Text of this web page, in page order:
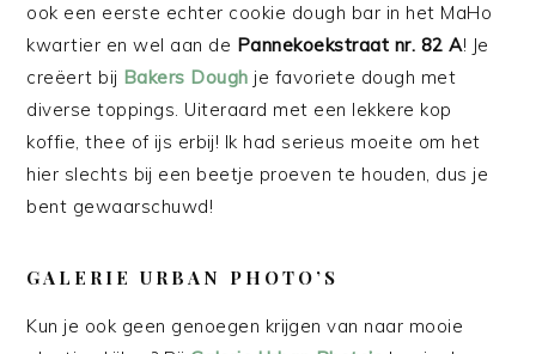
ook een eerste echter cookie dough bar in het MaHo
kwartier en wel aan de Pannekoekstraat nr. 82 A! Je
creëert bij Bakers Dough je favoriete dough met
diverse toppings. Uiteraard met een lekkere kop
koffie, thee of ijs erbij! Ik had serieus moeite om het
hier slechts bij een beetje proeven te houden, dus je
bent gewaarschuwd!
GALERIE URBAN PHOTO’S
Kun je ook geen genoegen krijgen van naar mooie